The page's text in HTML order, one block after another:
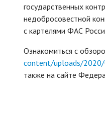
государственных
недобросовестной
с картелями ФАС
Ознакомиться с
content/uploads/
также на сайте